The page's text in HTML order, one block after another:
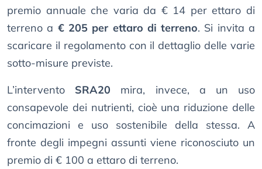
premio annuale che varia da € 14 per ettaro di
terreno a € 205 per ettaro di terreno. Si invita a
scaricare il regolamento con il dettaglio delle varie
sotto-misure previste.
L’intervento SRA20 mira, invece, a un uso
consapevole dei nutrienti, cioè una riduzione delle
concimazioni e uso sostenibile della stessa. A
fronte degli impegni assunti viene riconosciuto un
premio di € 100 a ettaro di terreno.